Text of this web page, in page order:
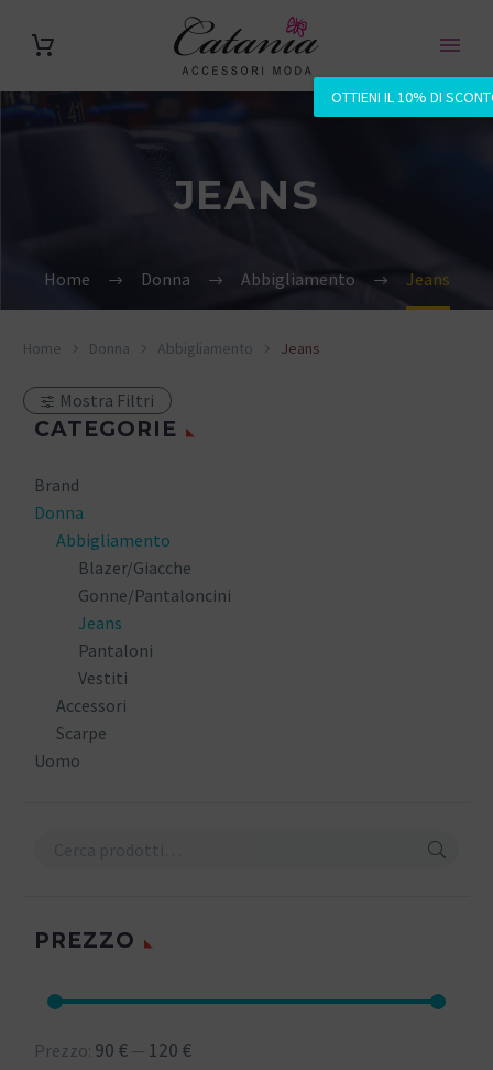
OTTIENI IL 10% DI
JEANS
Home Donna Abbigliamento Jeans
Home Donna Abbigliamento Jeans
Mostra Filtri
CATEGORIE
Brand
Donna
Abbigliamento
Blazer/Giacche
Gonne/Pantaloncini
Jeans
Pantaloni
Vestiti
Accessori
Scarpe
Uomo
PREZZO
Prezzo: 90 € — 120 €